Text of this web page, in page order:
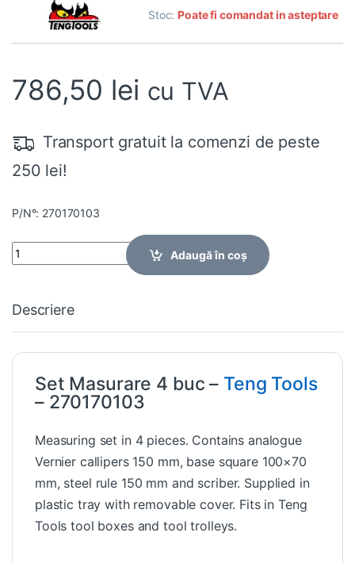
Stoc: Poate fi comandat in asteptare
786,50 lei cu TVA
Transport gratuit la comenzi de peste
250 lei!
P/N°: 270170103
Quantity
Adaugă în coș
Descriere
Set Masurare 4 buc – Teng Tools
– 270170103
Measuring set in 4 pieces. Contains analogue
Vernier callipers 150 mm, base square 100×70
mm, steel rule 150 mm and scriber. Supplied in
plastic tray with removable cover. Fits in Teng
Tools tool boxes and tool trolleys.